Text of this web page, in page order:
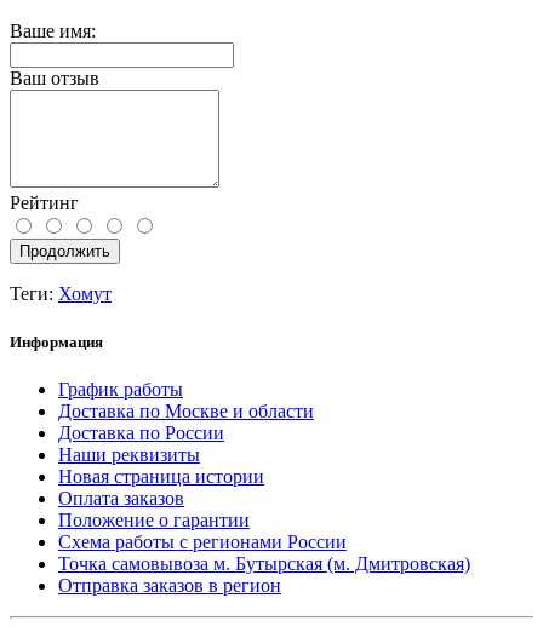
Ваше имя:
Ваш отзыв
Рейтинг
Продолжить
Теги: Хомут
Информация
График работы
Доставка по Москве и области
Доставка по России
Наши реквизиты
Новая страница истории
Оплата заказов
Положение о гарантии
Схема работы с регионами России
Точка самовывоза м. Бутырская (м. Дмитровская)
Отправка заказов в регион